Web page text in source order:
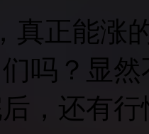
真正能涨
吗？显
，还有行